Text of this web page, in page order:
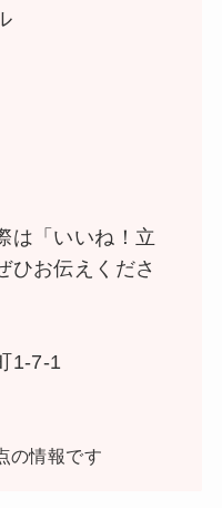
は「いいね！立
ひお伝えくださ
1-7-1
の情報です